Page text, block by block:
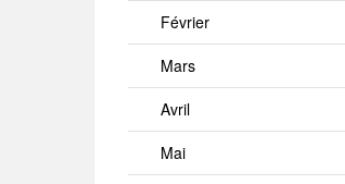
Février
Mars
Avril
Mai